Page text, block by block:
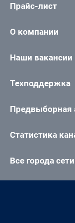
Прайс-лист
О компании
Наши вакансии
Техподдержка
Предвыборная
Статистика
Все города сети